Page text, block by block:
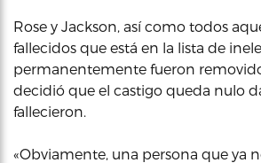
Rose y Jackson, así como todos
fallecidos que está en la lista de
permanentemente fueron
decidió que el castigo queda nulo
fallecieron.
«Obviamente, una persona que ya